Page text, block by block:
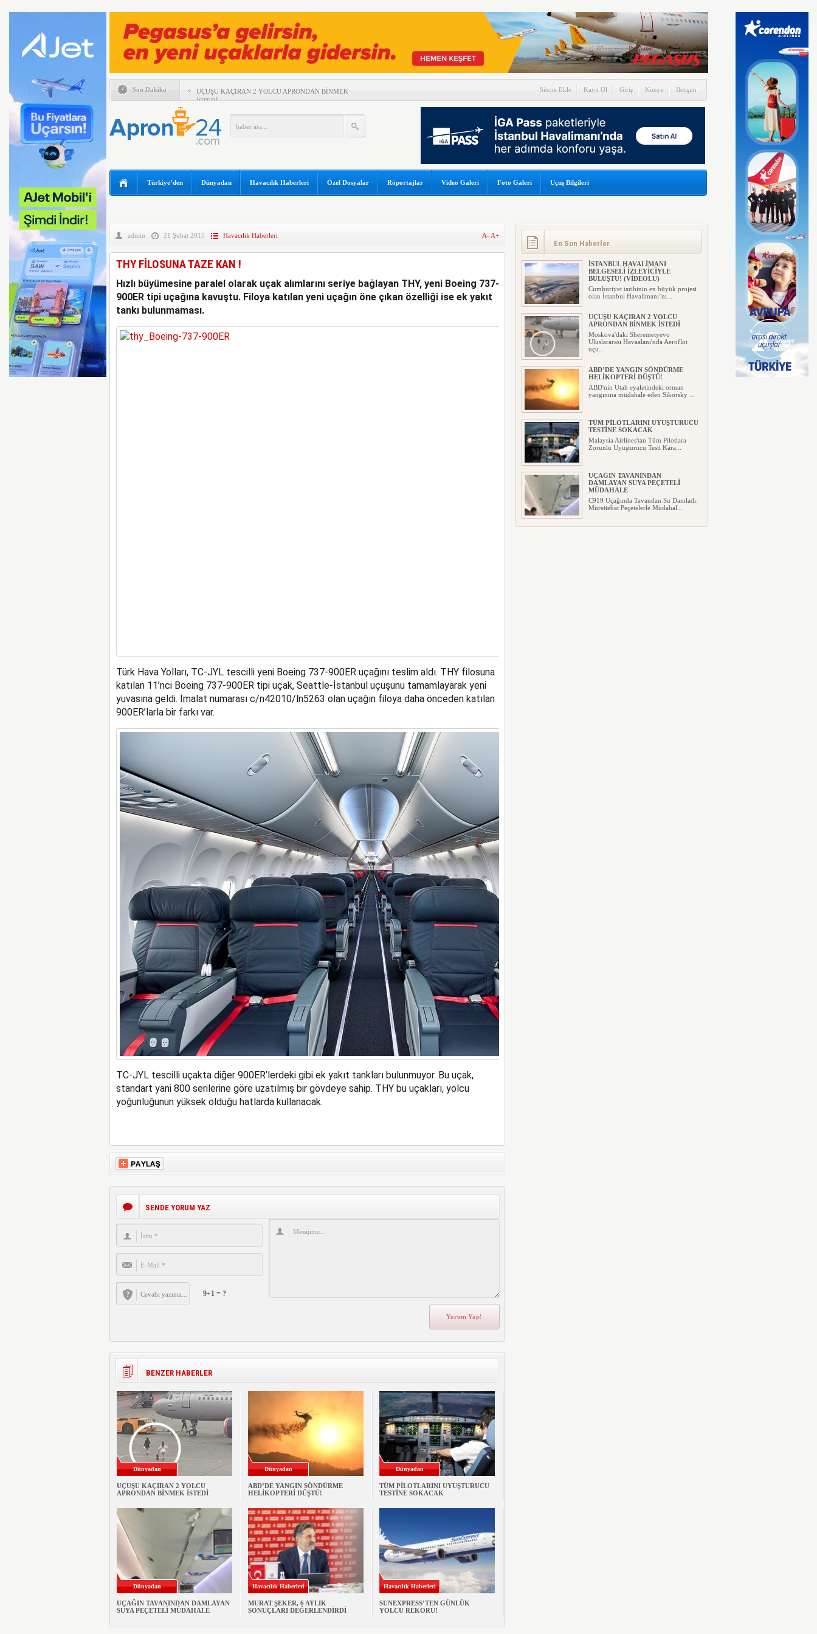
Son Dakika UÇUŞU KAÇIRAN 2 YOLCU APRONDAN BİNMEK
İSTEDİ
TÜM PİLOTLARINI UYUŞTURUCU TESTİNE
SOKACAK
DEĞERLENDİRDİ
SUNEXPRESS’TEN GÜNLÜK YOLCU REKORU!
TEKSAS’TA ÖZEL UÇAK DÜŞTÜ
BOEING 737 MAX’LARDA ÇATLAK RİSKİ
EMIRATES VE ARSENAL ORTAKLIĞINI 2033’E
KADAR UZATTI
Sitene Ekle Kayıt Ol Giriş Künye İletişim
Türkiye’den Dünyadan Havacılık Haberleri Özel Dosyalar Röportajlar Video Galeri Foto Galeri Uçuş Bilgileri
admin 21 Şubat 2015 Havacılık Haberleri A- A+
THY FİLOSUNA TAZE KAN !
Hızlı büyümesine paralel olarak uçak alımlarını seriye bağlayan THY, yeni Boeing 737-
900ER tipi uçağına kavuştu. Filoya katılan yeni uçağın öne çıkan özelliği ise ek yakıt
tankı bulunmaması.
Türk Hava Yolları, TC-JYL tescilli yeni Boeing 737-900ER uçağını teslim aldı. THY filosuna
katılan 11’nci Boeing 737-900ER tipi uçak, Seattle-İstanbul uçuşunu tamamlayarak yeni
yuvasına geldi. İmalat numarası c/n42010/ln5263 olan uçağın filoya daha önceden katılan
900ER’larla bir farkı var.
TC-JYL tescilli uçakta diğer 900ER’lerdeki gibi ek yakıt tankları bulunmuyor. Bu uçak,
standart yani 800 serilerine göre uzatılmış bir gövdeye sahip. THY bu uçakları, yolcu
yoğunluğunun yüksek olduğu hatlarda kullanacak.
SENDE YORUM YAZ
9+1 = ?
BENZER HABERLER
Dünyadan
UÇUŞU KAÇIRAN 2 YOLCU
APRONDAN BİNMEK İSTEDİ
Dünyadan
ABD’DE YANGIN SÖNDÜRME
HELİKOPTERİ DÜŞTÜ!
Dünyadan
TÜM PİLOTLARINI UYUŞTURUCU
TESTİNE SOKACAK
Dünyadan
UÇAĞIN TAVANINDAN DAMLAYAN
SUYA PEÇETELİ MÜDAHALE
Havacılık Haberleri
MURAT ŞEKER, 6 AYLIK
SONUÇLARI DEĞERLENDİRDİ
Havacılık Haberleri
SUNEXPRESS’TEN GÜNLÜK
YOLCU REKORU!
En Son Haberler
İSTANBUL HAVALİMANI
BELGESELİ İZLEYİCİYLE
BULUŞTU! (VİDEOLU)
Cumhuriyet tarihinin en büyük projesi
olan İstanbul Havalimanı’nı...
UÇUŞU KAÇIRAN 2 YOLCU
APRONDAN BİNMEK İSTEDİ
Moskova'daki Sheremetyevo
Uluslararası Havaalanı'nda Aeroflot
uçu...
ABD’DE YANGIN SÖNDÜRME
HELİKOPTERİ DÜŞTÜ!
ABD'nin Utah eyaletindeki orman
yangınına müdahale eden Sikorsky ...
TÜM PİLOTLARINI UYUŞTURUCU
TESTİNE SOKACAK
Malaysia Airlines'tan Tüm Pilotlara
Zorunlu Uyuşturucu Testi Kara...
UÇAĞIN TAVANINDAN
DAMLAYAN SUYA PEÇETELİ
MÜDAHALE
C919 Uçağında Tavandan Su Damladı:
Mürettebat Peçetelerle Müdahal...
MURAT ŞEKER, 6 AYLIK